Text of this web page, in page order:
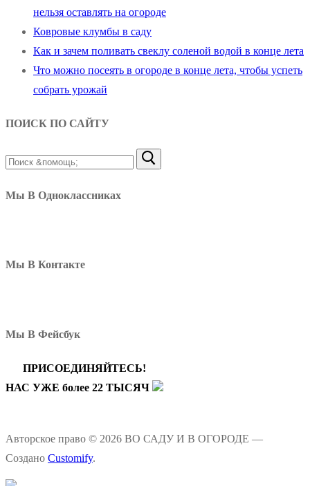
нельзя оставлять на огороде
Ковровые клумбы в саду
Как и зачем поливать свеклу соленой водой в конце лета
Что можно посеять в огороде в конце лета, чтобы успеть
собрать урожай
ПОИСК ПО САЙТУ
Найти:
Мы В Одноклассниках
Мы В Контакте
Мы В Фейсбук
ПРИСОЕДИНЯЙТЕСЬ!
НАС УЖЕ более 22 ТЫСЯЧ
Авторское право © 2026 ВО САДУ И В ОГОРОДЕ —
Создано Customify.